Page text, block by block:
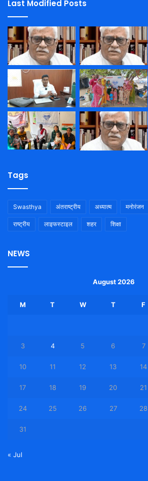
Last Modified Posts
Tags
Swasthya अंतराष्ट्रीय अध्यात्म मनोरंजन
राष्ट्रीय लाइफस्टाइल शहर शिक्षा
NEWS
August 2026
M T W T F
3 4 5 6 7
10 11 12 13 14
17 18 19 20 21
24 25 26 27 28
31
« Jul